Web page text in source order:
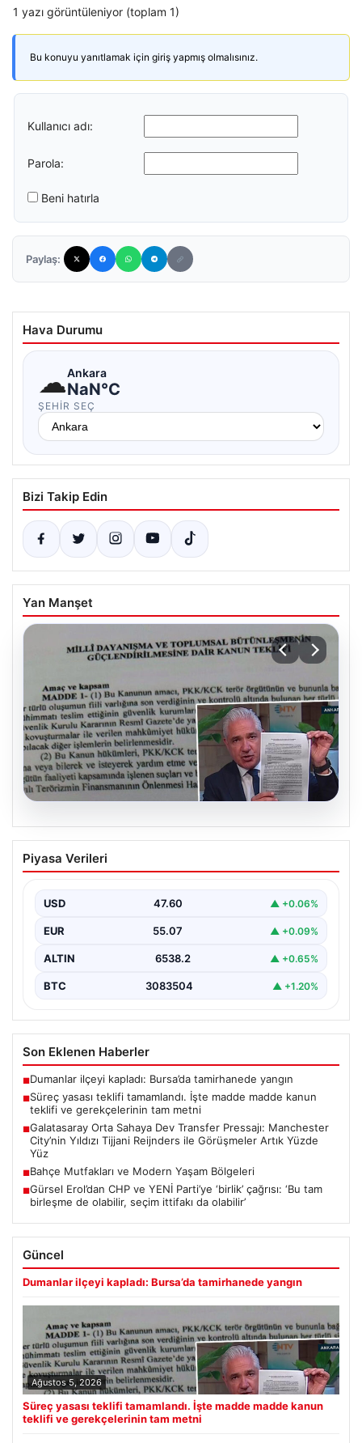
1 yazı görüntüleniyor (toplam 1)
Bu konuyu yanıtlamak için giriş yapmış olmalısınız.
Kullanıcı adı:
Parola:
Beni hatırla
Paylaş:
Hava Durumu
☁Ankara
NaN°C
ŞEHIR SEÇ
Bizi Takip Edin
Yan Manşet
05.08.2026
Süreç yasası teklifi tamamlandı. İşte
madde madde kanun teklifi ve
Piyasa Verileri
USD 47.60 ▲ +0.06%
EUR 55.07 ▲ +0.09%
ALTIN 6538.2 ▲ +0.65%
BTC 3083504 ▲ +1.20%
Son Eklenen Haberler
■Dumanlar ilçeyi kapladı: Bursa’da tamirhanede yangın
■Süreç yasası teklifi tamamlandı. İşte madde madde kanun
teklifi ve gerekçelerinin tam metni
■Galatasaray Orta Sahaya Dev Transfer Pressajı: Manchester
City’nin Yıldızı Tijjani Reijnders ile Görüşmeler Artık Yüzde
Yüz
■Bahçe Mutfakları ve Modern Yaşam Bölgeleri
■Gürsel Erol’dan CHP ve YENİ Parti’ye ‘birlik’ çağrısı: ‘Bu tam
birleşme de olabilir, seçim ittifakı da olabilir’
Güncel
Dumanlar ilçeyi kapladı: Bursa’da tamirhanede yangın
Ağustos 5, 2026
Süreç yasası teklifi tamamlandı. İşte madde madde kanun
teklifi ve gerekçelerinin tam metni